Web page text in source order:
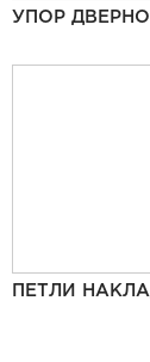
УПОР
ПЕТЛИ